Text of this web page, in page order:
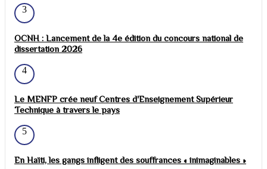
3
OCNH : Lancement de la 4e édition du concours national de
dissertation 2026
4
Le MENFP crée neuf Centres d'Enseignement Supérieur
Technique à travers le pays
5
En Haïti, les gangs infligent des souffrances « inimaginables »